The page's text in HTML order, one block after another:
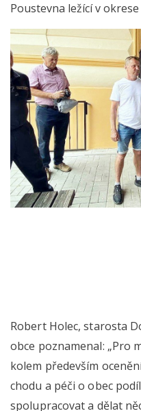
Poustevna ležící v okrese
Robert Holec, starosta
obce poznamenal: „Pro
kolem především
chodu a péči o obec
spolupracovat a dělat